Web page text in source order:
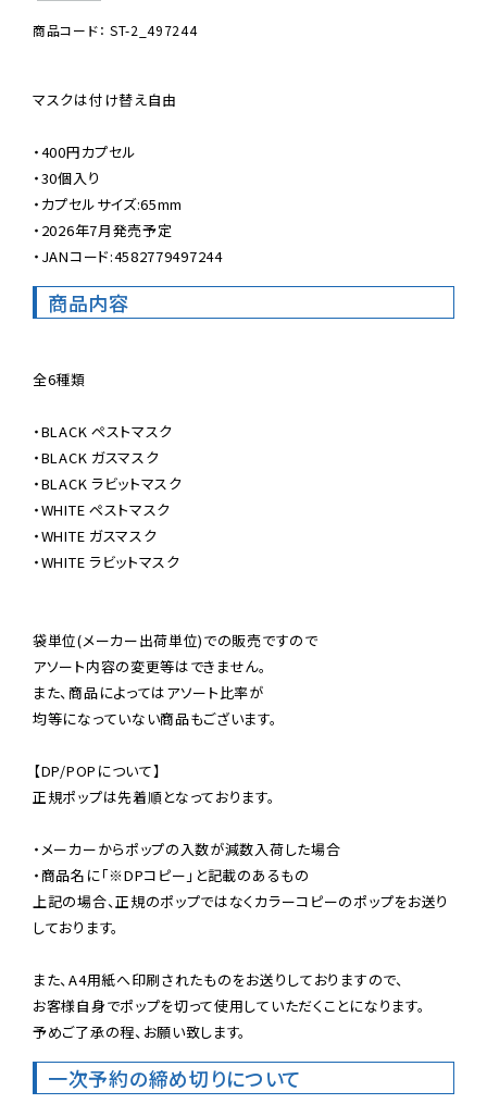
商品コード： ST-2_497244
マスクは付け替え自由
・400円カプセル
・30個入り
・カプセルサイズ:65mm
・2026年7月発売予定
・JANコード:4582779497244
商品内容
全6種類
・BLACK ペストマスク
・BLACK ガスマスク
・BLACK ラビットマスク
・WHITE ペストマスク
・WHITE ガスマスク
・WHITE ラビットマスク
袋単位(メーカー出荷単位)での販売ですので
アソート内容の変更等はできません。
また、商品によってはアソート比率が
均等になっていない商品もございます。
【DP/POPについて】
正規ポップは先着順となっております。
・メーカーからポップの入数が減数入荷した場合
・商品名に「※DPコピー」と記載のあるもの
上記の場合、正規のポップではなくカラーコピーのポップをお送り
しております。
また、A4用紙へ印刷されたものをお送りしておりますので、
お客様自身でポップを切って使用していただくことになります。
予めご了承の程、お願い致します。
一次予約の締め切りについて